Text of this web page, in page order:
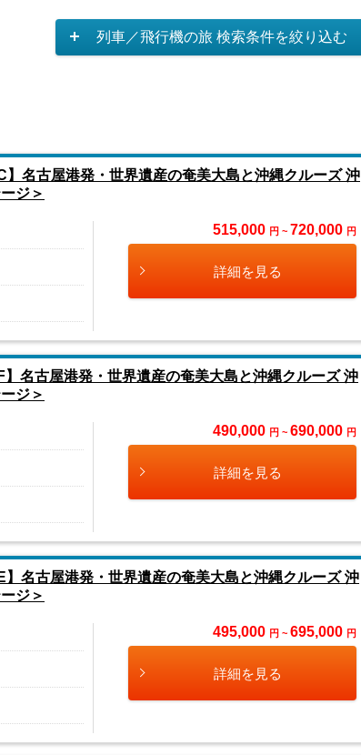
列車／飛行機の旅 検索条件を絞り込む
】名古屋港発・世界遺産の奄美大島と沖縄クルーズ 沖
ジ＞
515,000 円 ~ 720,000 円
詳細を見る
名古屋港発・世界遺産の奄美大島と沖縄クルーズ 沖
ジ＞
490,000 円 ~ 690,000 円
詳細を見る
】名古屋港発・世界遺産の奄美大島と沖縄クルーズ 沖
ジ＞
495,000 円 ~ 695,000 円
詳細を見る